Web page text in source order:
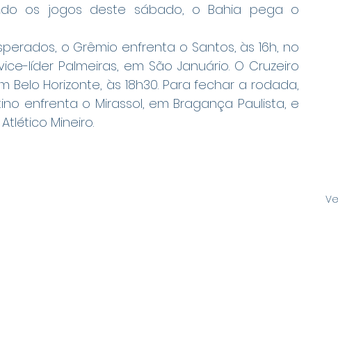
os jogos deste sábado, o Bahia pega o
o Grêmio enfrenta o Santos, às 16h, no
líder Palmeiras, em São Januário. O Cruzeiro
Belo Horizonte, às 18h30. Para fechar a rodada,
enfrenta o Mirassol, em Bragança Paulista, e
Mineiro.